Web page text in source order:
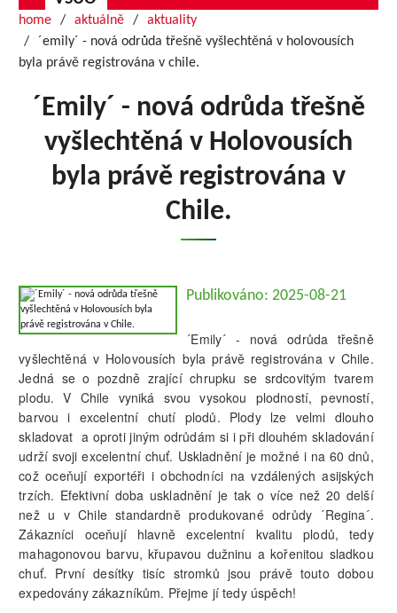
home aktuálně
aktuality
´emily´ - nová odrůda třešně vyšlechtěná v holovousích
byla právě registrována v chile.
´Emily´ - nová odrůda třešně
vyšlechtěná v Holovousích
byla právě registrována v
Chile.
Publikováno: 2025-08-21
´Emily´ - nová odrůda třešně
vyšlechtěná v Holovousích byla právě registrována v Chile.
Jedná se o pozdně zrající chrupku se srdcovitým tvarem
plodu. V Chile vyniká svou vysokou plodností, pevností,
barvou i excelentní chutí plodů. Plody lze velmi dlouho
skladovat a oproti jiným odrůdám si i při dlouhém skladování
udrží svoji excelentní chuť. Uskladnění je možné i na 60 dnů,
což oceňují exportéři i obchodníci na vzdálených asijských
trzích. Efektivní doba uskladnění je tak o více než 20 delší
než u v Chile standardně produkované odrůdy ´Regina´.
Zákazníci oceňují hlavně excelentní kvalitu plodů, tedy
mahagonovou barvu, křupavou dužninu a kořenitou sladkou
chuť. První desítky tisíc stromků jsou právě touto dobou
expedovány zákazníkům. Přejme jí tedy úspěch!